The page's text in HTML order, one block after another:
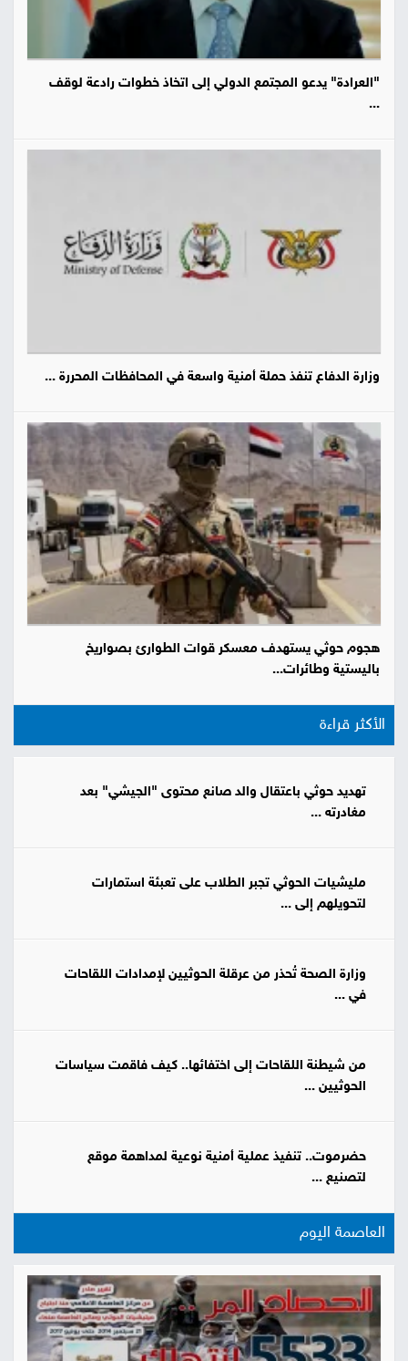
"العرادة" يدعو المجتمع الدولي إلى اتخاذ خطوات رادعة لوقف
...
وزارة الدفاع تنفذ حملة أمنية واسعة في المحافظات المحررة ...
هجوم حوثي يستهدف معسكر قوات الطوارئ بصواريخ
باليستية وطائرات...
الأكثر قراءة
تهديد حوثي باعتقال والد صانع محتوى "الجيشي" بعد
مغادرته ...
مليشيات الحوثي تجبر الطلاب على تعبئة استمارات
لتحويلهم إلى ...
وزارة الصحة تُحذر من عرقلة الحوثيين لإمدادات اللقاحات
في ...
من شيطنة اللقاحات إلى اختفائها.. كيف فاقمت سياسات
الحوثيين ...
حضرموت.. تنفيذ عملية أمنية نوعية لمداهمة موقع
لتصنيع ...
العاصمة اليوم